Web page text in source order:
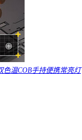
色温COB手持便携常亮灯